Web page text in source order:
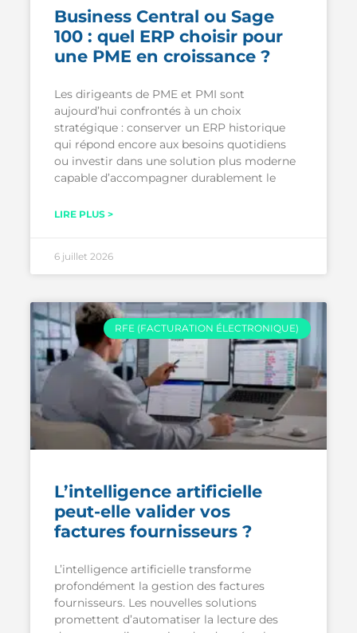
Business Central ou Sage
100 : quel ERP choisir pour
une PME en croissance ?
Les dirigeants de PME et PMI sont
aujourd’hui confrontés à un choix
stratégique : conserver un ERP historique
qui répond encore aux besoins quotidiens
ou investir dans une solution plus moderne
capable d’accompagner durablement le
LIRE PLUS >
6 juillet 2026
RFE (FACTURATION ÉLECTRONIQUE)
L’intelligence artificielle
peut-elle valider vos
factures fournisseurs ?
L’intelligence artificielle transforme
profondément la gestion des factures
fournisseurs. Les nouvelles solutions
promettent d’automatiser la lecture des